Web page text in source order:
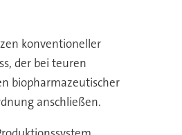
konventioneller
der bei teuren
biopharmazeutischer
anschließen.